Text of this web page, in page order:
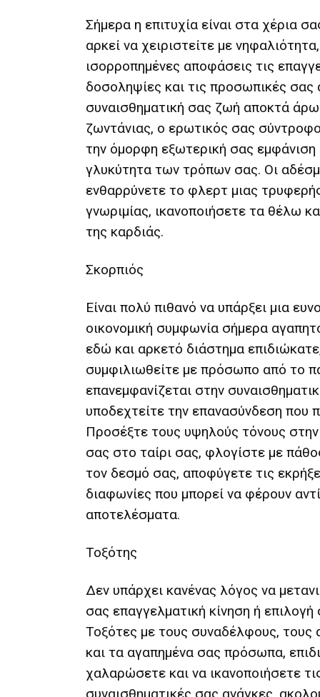
Σήμερα η επιτυχία είναι στα χέρια
αρκεί να χειριστείτε με
ισορροπημένες αποφάσεις τις
δοσοληψίες και τις προσωπικές σας
συναισθηματική σας ζωή αποκτά
ζωντάνιας, ο ερωτικός σας
την όμορφη εξωτερική σας εμφάνιση
γλυκύτητα των τρόπων σας. Οι
ενθαρρύνετε το φλερτ μιας
γνωριμίας, ικανοποιήσετε τα θέλω
της καρδιάς.
Σκορπιός
Είναι πολύ πιθανό να υπάρξει μια
οικονομική συμφωνία σήμερα
εδώ και αρκετό διάστημα
συμφιλιωθείτε με πρόσωπο από το
επανεμφανίζεται στην
υποδεχτείτε την επανασύνδεση που
Προσέξτε τους υψηλούς τόνους
σας στο ταίρι σας, φλογίστε με
τον δεσμό σας, αποφύγετε τις
διαφωνίες που μπορεί να φέρουν
αποτελέσματα.
Τοξότης
Δεν υπάρχει κανένας λόγος να
σας επαγγελματική κίνηση ή επιλογή
Τοξότες με τους συναδέλφους, τους
και τα αγαπημένα σας πρόσωπα,
χαλαρώσετε και να ικανοποιήσετε